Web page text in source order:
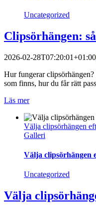
Uncategorized
Clipsörhängen:
2026-02-28T07:20:01+01:00
Hur fungerar
som finns, hur du får rätt
Läs mer
Välja clipsörhängen
Galleri
Välja clipsörhängen
Uncategorized
Välja